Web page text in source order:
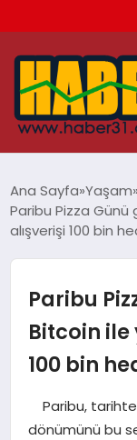
HATAY
GÜNDEM
MAGAZIN
Ana Sayfa Yaşam
Paribu Pizza Günü
alışverişi 100 bin
Paribu
Bitcoin ile
100 bin
Paribu, tarihte
dönümünü bu